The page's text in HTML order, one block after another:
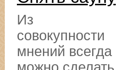
Из
совокупности
мнений всегда